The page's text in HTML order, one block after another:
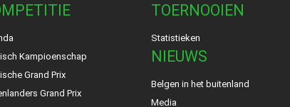
Kampioenschap
Grand Prix
Grand Prix
TOERNOOIEN
Statistieken
NIEUWS
Belgen in het buitenland
Media